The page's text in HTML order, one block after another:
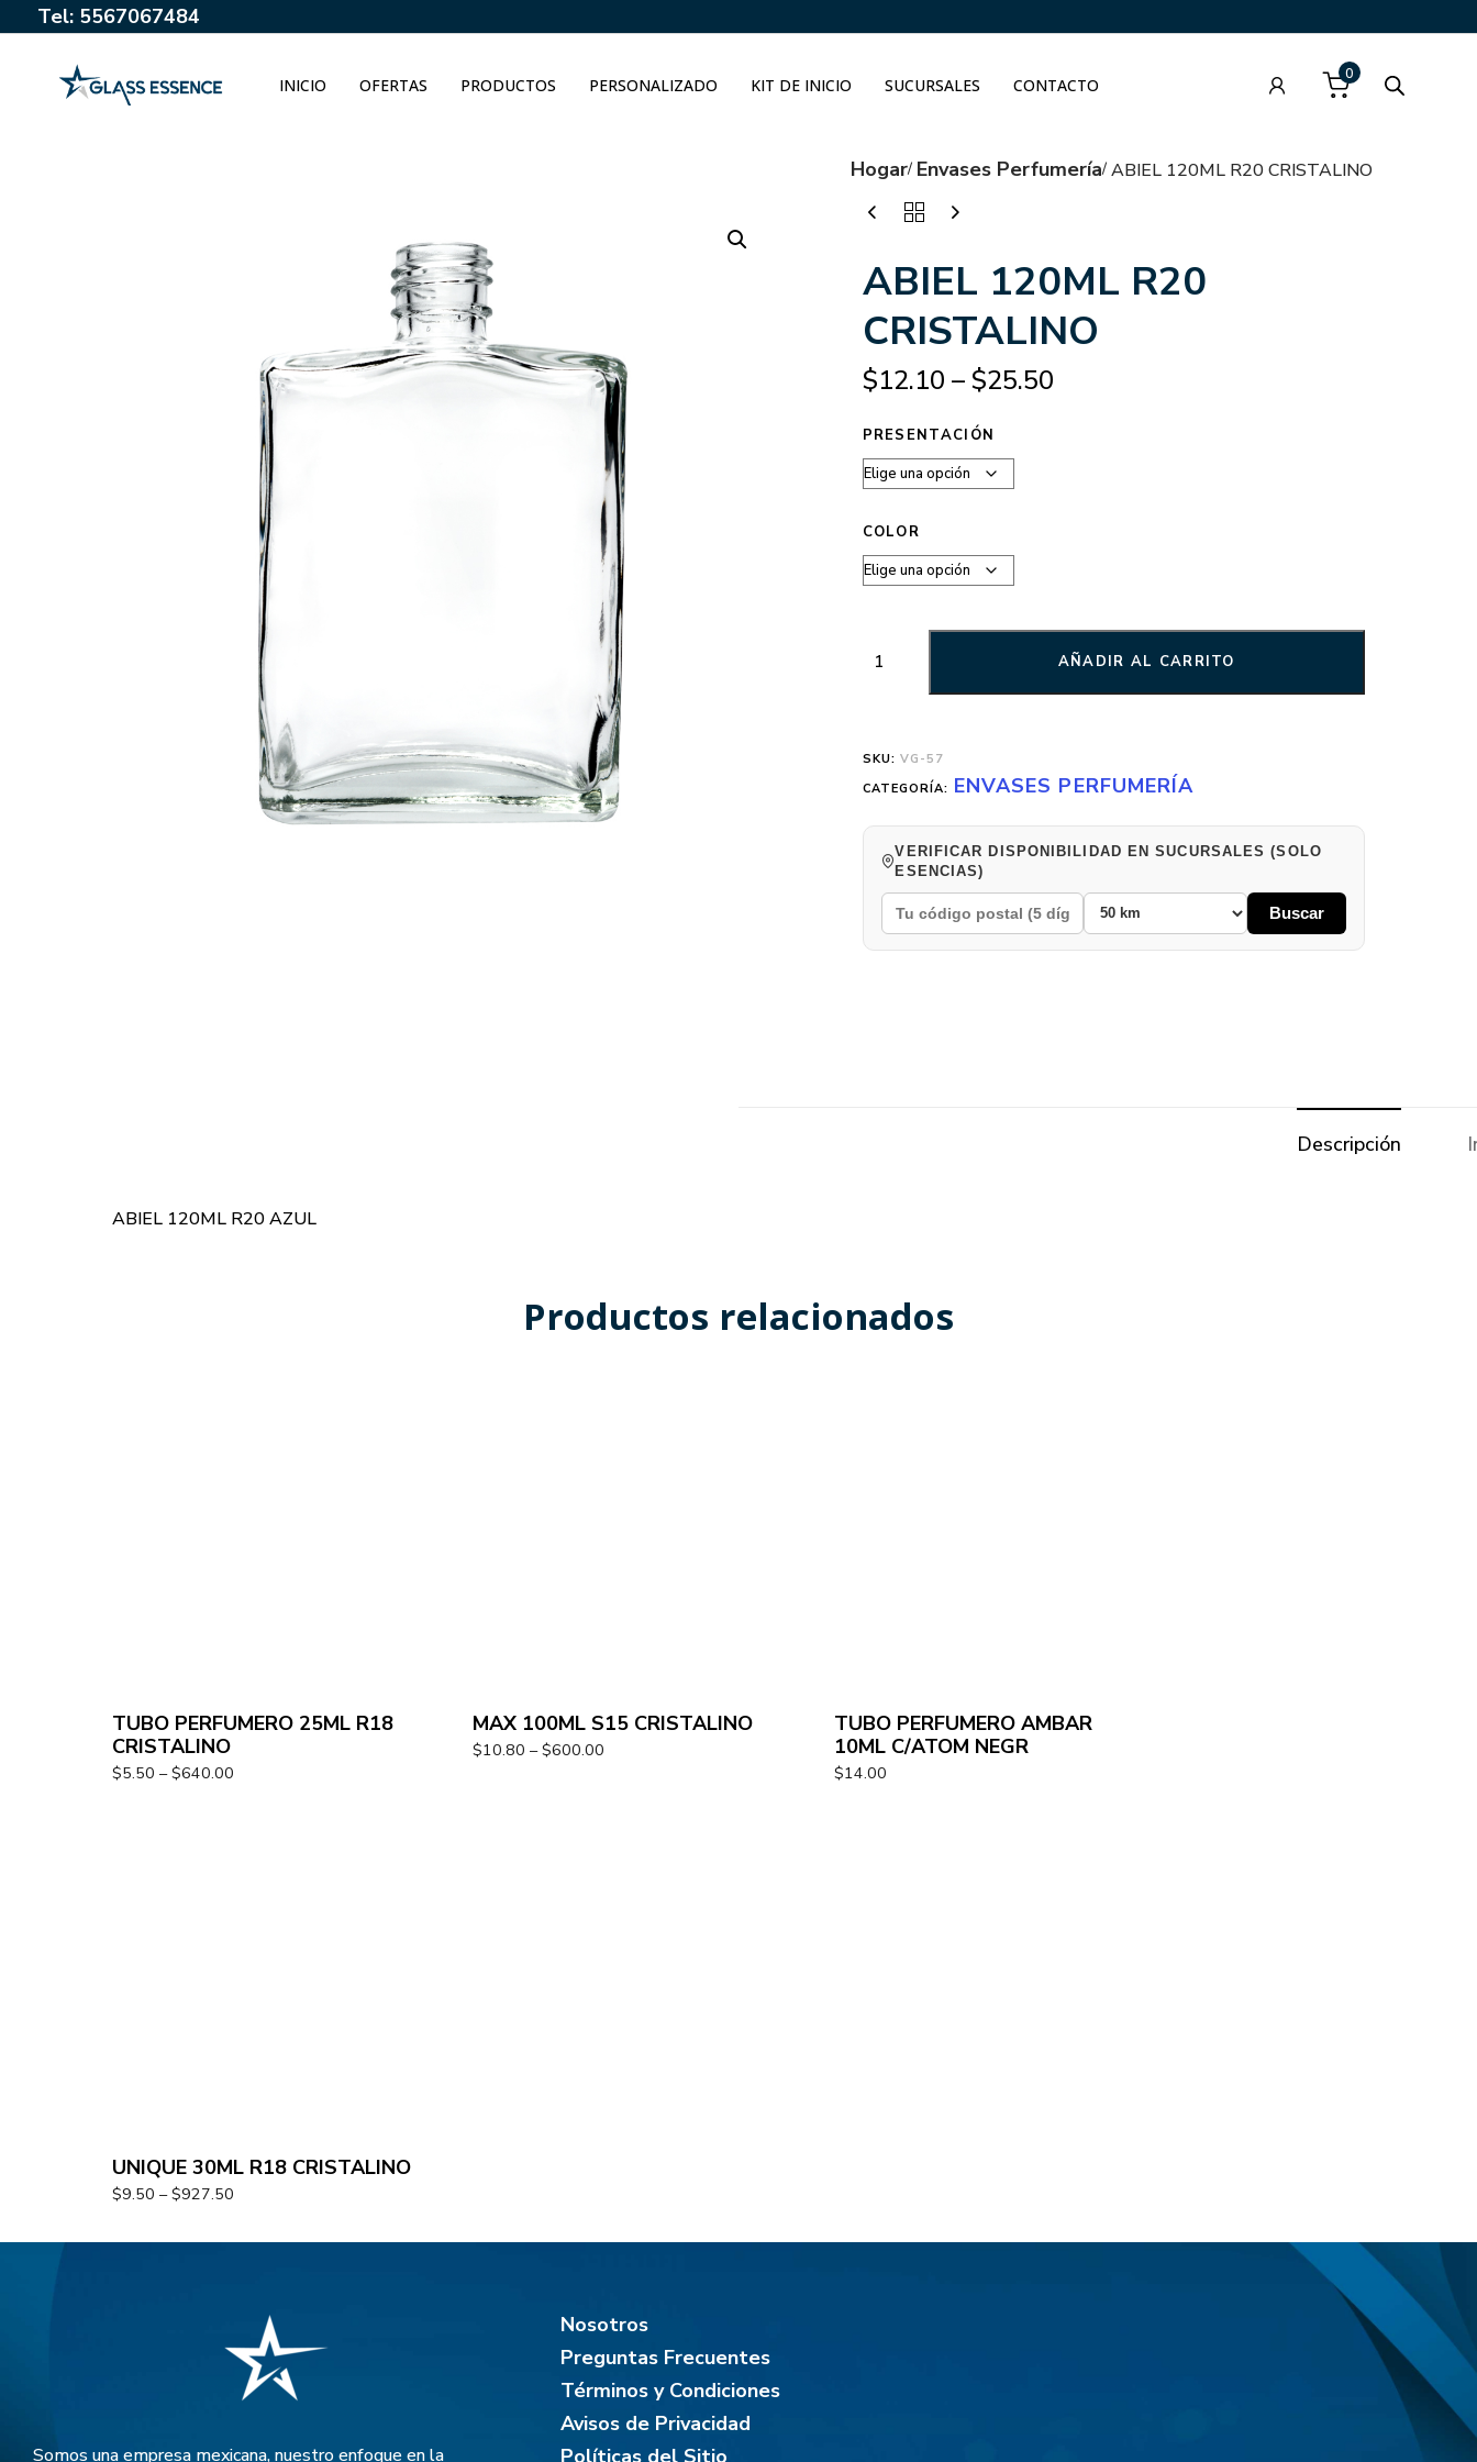
Tel: 5567067484
INICIO OFERTAS PRODUCTOS PERSONALIZADO KIT DE INICIO SUCURSALES CONTACTO
0
Hogar Envases Perfumería ABIEL 120ML R20 CRISTALINO
ABIEL 120ML R20
CRISTALINO
$12.10 – $25.50
PRESENTACIÓN
COLOR
AÑADIR AL CARRITO
SKU: VG-57
CATEGORÍA: ENVASES PERFUMERÍA
VERIFICAR DISPONIBILIDAD EN SUCURSALES (SOLO
ESENCIAS)
Buscar
Descripción
ABIEL 120ML R20 AZUL
Productos relacionados
TUBO PERFUMERO 25ML R18
CRISTALINO
$5.50 – $640.00
MAX 100ML S15 CRISTALINO
$10.80 – $600.00
TUBO PERFUMERO AMBAR
10ML C/ATOM NEGR
$14.00
UNIQUE 30ML R18 CRISTALINO
$9.50 – $927.50
Somos una empresa mexicana, nuestro enfoque en la
Nosotros
Preguntas Frecuentes
Términos y Condiciones
Avisos de Privacidad
Políticas del Sitio